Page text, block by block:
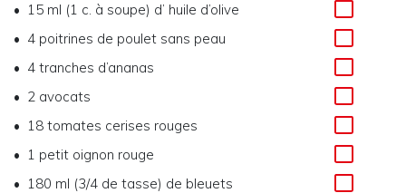
15 ml (1 c. à soupe) d’ huile d’olive
4 poitrines de poulet sans peau
4 tranches d’ananas
2 avocats
18 tomates cerises rouges
1 petit oignon rouge
180 ml (3/4 de tasse) de bleuets